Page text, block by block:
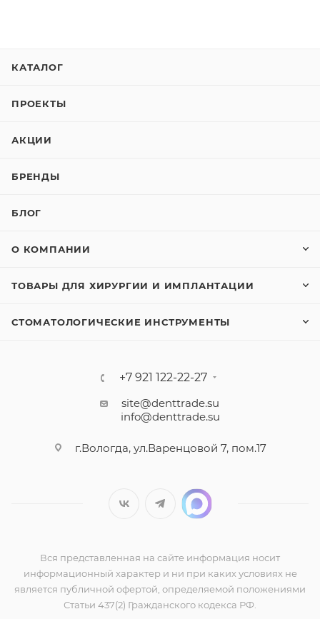
КАТАЛОГ
ПРОЕКТЫ
АКЦИИ
БРЕНДЫ
БЛОГ
О КОМПАНИИ
ТОВАРЫ ДЛЯ ХИРУРГИИ И ИМПЛАНТАЦИИ
СТОМАТОЛОГИЧЕСКИЕ ИНСТРУМЕНТЫ
+7 921 122-22-27
site@denttrade.su
info@denttrade.su
г.Вологда, ул.Варенцовой 7, пом.17
Вся представленная на сайте информация носит
информационный характер и ни при каких условиях не
является публичной офертой, определяемой положениями
Статьи 437(2) Гражданского кодекса РФ.